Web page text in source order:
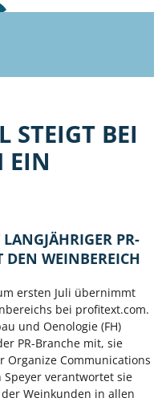
STEIGT BEI
EIN
PR-
WEINBEREICH
ersten Juli übernimmt
bei profitext.com.
und Oenologie (FH)
PR-Branche mit, sie
Communications
verantwortet sie
Weinkunden in allen